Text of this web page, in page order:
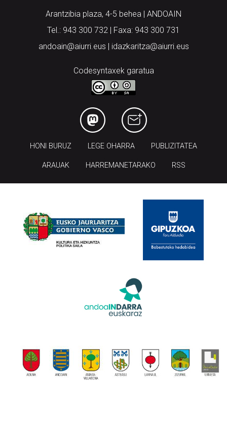
Arantzibia plaza, 4-5 behea | ANDOAIN
Tel.: 943 300 732 | Faxa: 943 300 731
andoain@aiurri.eus | idazkaritza@aiurri.eus
Codesyntaxek garatua
HONI BURUZ LEGE OHARRA PUBLIZITATEA
ARAUAK HARREMANETARAKO RSS